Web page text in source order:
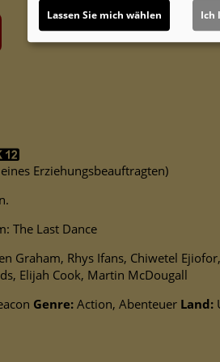
Erziehungsbeauftragten)
The Last Dance
Graham, Rhys Ifans, Chiwetel
Elijah Cook, Martin McDougall
Genre: Action, Abenteuer Land:
Lassen Sie mich wählen Ich